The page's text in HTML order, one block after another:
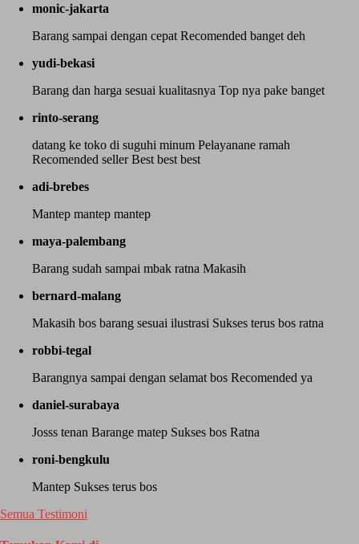
monic-jakarta
Barang sampai dengan cepat Recomended banget deh
yudi-bekasi
Barang dan harga sesuai kualitasnya Top nya pake banget
rinto-serang
datang ke toko di suguhi minum Pelayanane ramah
Recomended seller Best best best
adi-brebes
Mantep mantep mantep
maya-palembang
Barang sudah sampai mbak ratna Makasih
bernard-malang
Makasih bos barang sesuai ilustrasi Sukses terus bos ratna
robbi-tegal
Barangnya sampai dengan selamat bos Recomended ya
daniel-surabaya
Josss tenan Barange matep Sukses bos Ratna
roni-bengkulu
Mantep Sukses terus bos
Semua Testimoni